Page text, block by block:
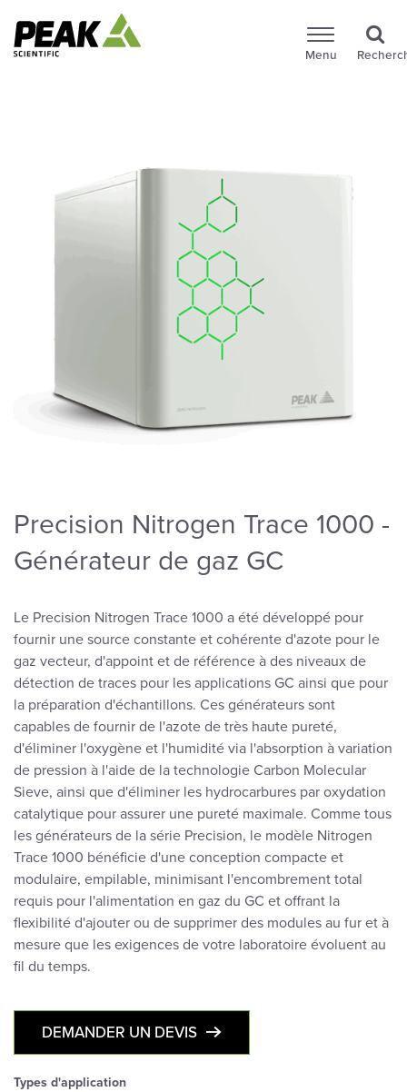
Menu
Types d'application
Precision Nitrogen Trace 1000 -
Générateur de gaz GC
Le Precision Nitrogen Trace 1000 a été développé pour
fournir une source constante et cohérente d'azote pour le
gaz vecteur, d'appoint et de référence à des niveaux de
détection de traces pour les applications GC ainsi que pour
la préparation d'échantillons. Ces générateurs sont
capables de fournir de l'azote de très haute pureté,
d'éliminer l'oxygène et l'humidité via l'absorption à variation
de pression à l'aide de la technologie Carbon Molecular
Sieve, ainsi que d'éliminer les hydrocarbures par oxydation
catalytique pour assurer une pureté maximale. Comme tous
les générateurs de la série Precision, le modèle Nitrogen
Trace 1000 bénéficie d'une conception compacte et
modulaire, empilable, minimisant l'encombrement total
requis pour l'alimentation en gaz du GC et offrant la
flexibilité d'ajouter ou de supprimer des modules au fur et à
mesure que les exigences de votre laboratoire évoluent au
fil du temps.
DEMANDER UN DEVIS